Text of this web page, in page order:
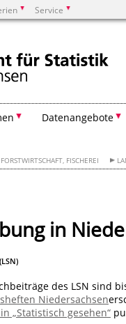
Service
Suchen
Datenangebote
FISCHEREI
in
des LSN sind
Niedersachsen
„Statistisch gesehen“